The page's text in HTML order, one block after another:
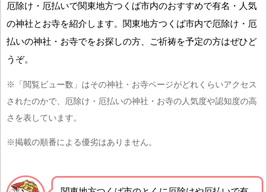
厄除け・厄払いで関東地方つくば市内のおすすめで有名・人気
の神社とお寺を紹介します。関東地方つくば市内で厄除け・厄
払いの神社・お寺でをお探しの方、ご祈祷を予定の方はぜひど
うぞ。
※「閲覧ビュー数」はその神社・お寺ページがどれくらいアクセス
されたのかで、厄除け・厄払いの神社・お寺の人気度や認知度の高
さを表しています。
※掲載の順番による優劣はありません。